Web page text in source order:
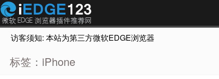
访客须知: 本站为第三方微软EDGE浏览器插件推荐网站，
标签：iPhone